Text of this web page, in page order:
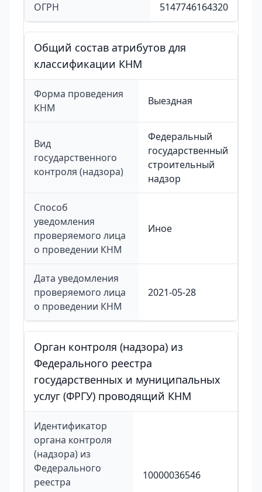
ОГРН 5147746164320
Общий состав атрибутов для
классификации КНМ
Форма проведения
КНМ
Выездная
Вид
государственного
контроля (надзора)
Федеральный
государственный
строительный
надзор
Способ
уведомления
проверяемого лица
о проведении КНМ
Иное
Дата уведомления
проверяемого лица
о проведении КНМ
2021-05-28
Орган контроля (надзора) из
Федерального реестра
государственных и муниципальных
услуг (ФРГУ) проводящий КНМ
Идентификатор
органа контроля
(надзора) из
Федерального
реестра
10000036546